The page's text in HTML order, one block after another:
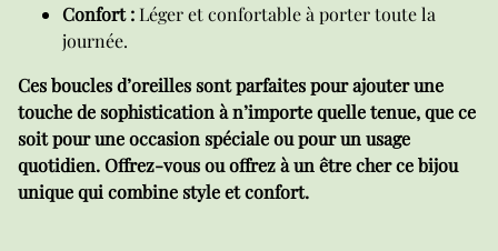
Confort :Léger et confortable à porter toute la
journée.
Ces boucles d’oreilles sont parfaites pour ajouter une
touche de sophistication à n’importe quelle tenue, que ce
soit pour une occasion spéciale ou pour un usage
quotidien. Offrez-vous ou offrez à un être cher ce bijou
unique qui combine style et confort.